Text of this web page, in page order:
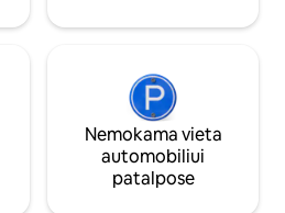
Nemokama vieta
automobiliui
patalpose